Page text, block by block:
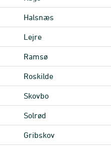
Halsnæs
Lejre
Ramsø
Roskilde
Skovbo
Solrød
Gribskov